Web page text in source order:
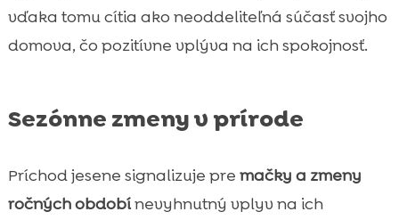
vďaka tomu cítia ako neoddeliteľná súčasť svojho
domova, čo pozitívne vplýva na ich spokojnosť.
Sezónne zmeny v prírode
Príchod jesene signalizuje pre mačky a zmeny
ročných obdobínevyhnutný vplyv na ich